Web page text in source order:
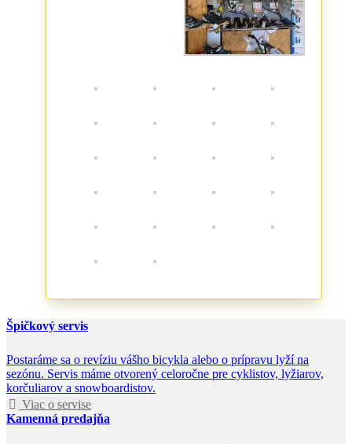
Špičkový servis
Postaráme sa o revíziu vášho bicykla alebo o prípravu lyží na
sezónu. Servis máme otvorený celoročne pre cyklistov, lyžiarov,
korčuliarov a snowboardistov.
Viac o servise
Kamenná predajňa